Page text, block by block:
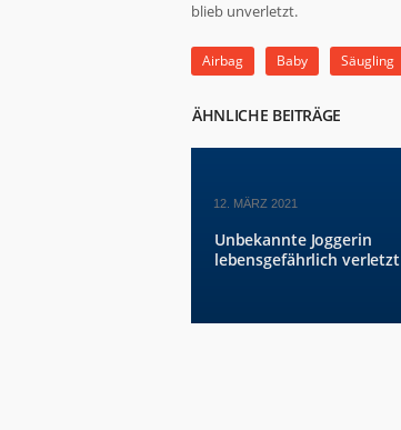
blieb unverletzt.
Airbag Baby Säugling
ÄHNLICHE BEITRÄGE
12. MÄRZ 2021
Unbekannte Joggerin
lebensgefährlich verletzt